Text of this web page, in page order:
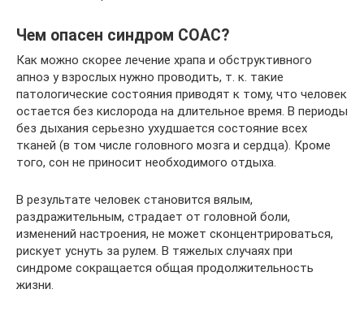
Чем опасен синдром СОАС?
Как можно скорее лечение храпа и обструктивного
апноэ у взрослых нужно проводить, т. к. такие
патологические состояния приводят к тому, что человек
остается без кислорода на длительное время. В периоды
без дыхания серьезно ухудшается состояние всех
тканей (в том числе головного мозга и сердца). Кроме
того, сон не приносит необходимого отдыха.
В результате человек становится вялым,
раздражительным, страдает от головной боли,
изменений настроения, не может сконцентрироваться,
рискует уснуть за рулем. В тяжелых случаях при
синдроме сокращается общая продолжительность
жизни.